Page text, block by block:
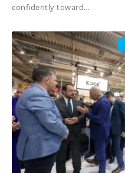
confidently toward…